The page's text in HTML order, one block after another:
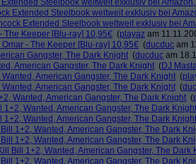
Steelbook weltweit exklusiv bei
Extended Steelbook weltweit exklusiv bei
Extended Steelbook weltweit exklusiv bei
The Keeper [Blu-ray] 10,95€ (playaz am
- The Keeper [Blu-ray] 10,95€ (ducduc am
Gangster, The Dark Knight (ducduc am
American Gangster, The Dark Knight (DJ
American Gangster, The Dark Knight (
American Gangster, The Dark Knight (
Wanted, American Gangster, The Dark Knight (
1+2, Wanted, American Gangster, The Dark Knight
1+2, Wanted, American Gangster, The Dark Knight
1+2, Wanted, American Gangster, The Dark
1+2, Wanted, American Gangster, The Dark
Bill 1+2, Wanted, American Gangster, The Dark
1+2, Wanted, American Gangster, The Dark